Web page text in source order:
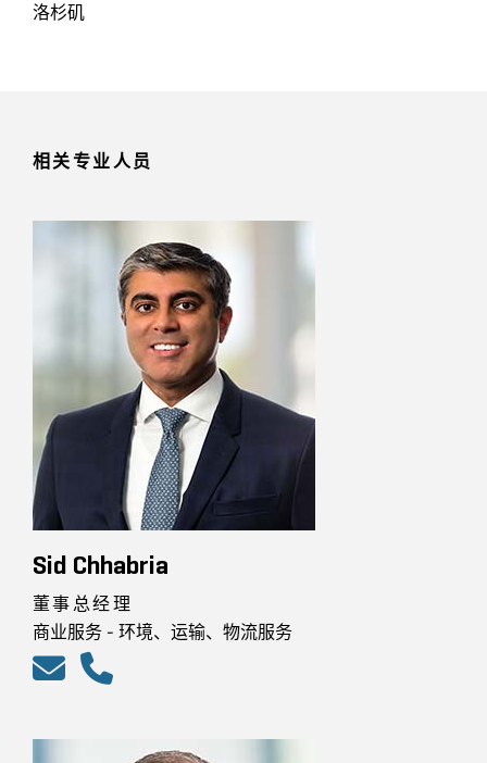
洛杉矶
相关专业人员
Sid Chhabria
董事总经理
商业服务 - 环境、运输、物流服务